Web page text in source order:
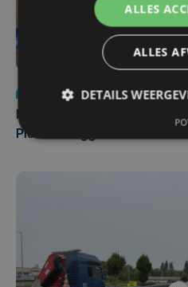
Nieuws
di 4 augustus |
Pieters Brugge
ALLES
ALLES
DETAILS